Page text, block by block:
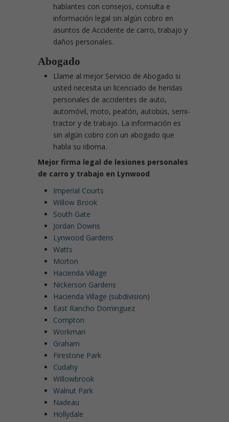
hablantes con consejos, consulta e
información legal sin algún cobro en
asuntos de Accidente de carro, trabajo y
daños personales.
Abogado
Llame al mejor Servicio de Abogado si
usted necesita un licenciado de heridas
personales de accidentes de auto,
automóvil, moto, peatón, autobús, semi-
tractor y de trabajo. La información es
sin algún cobro con un abogado que
habla su idioma.
Mejor firma legal de lesiones personales
de carro y trabajo en Lynwood
Imperial Courts
Willow Brook
South Gate
Jordan Downs
Lynwood Gardens
Watts
Morton
Hacienda Village
Nickerson Gardens
Hacienda Village (subdivision)
East Rancho Dominguez
Compton
Workman
Graham
Firestone Park
Cudahy
Willowbrook
Walnut Park
Nadeau
Hollydale